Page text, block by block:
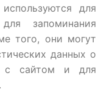
для
запоминания
того, они могут
данных о
с сайтом и для